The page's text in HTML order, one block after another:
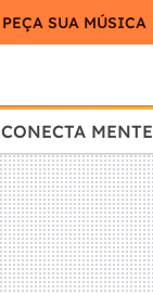
PEÇA SUA MÚSICA
CONECTA MENTE